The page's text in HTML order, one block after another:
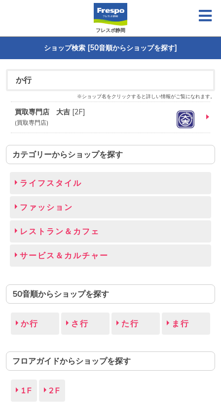
フレスポ静岡
ショップ検索 [50音順からショップを探す]
か行
※ショップ名をクリックすると詳しい情報がご覧になれます。
買取専門店 大吉 [2F]
買取専門店
カテゴリーからショップを探す
ライフスタイル
ファッション
レストラン＆カフェ
サービス＆カルチャー
50音順からショップを探す
か行 さ行 た行 ま行
フロアガイドからショップを探す
1F 2F